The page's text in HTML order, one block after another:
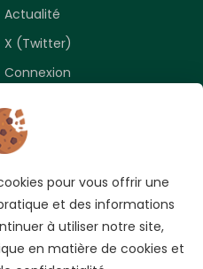
Actualité
X (Twitter)
Connexion
meilleures opportunités.
pour vous offrir une
et des informations
à utiliser notre site,
en matière de cookies et